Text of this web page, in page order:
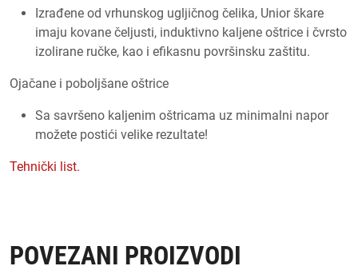
Izrađene od vrhunskog ugljičnog čelika, Unior škare
imaju kovane čeljusti, induktivno kaljene oštrice i čvrsto
izolirane ručke, kao i efikasnu površinsku zaštitu.
Ojačane i poboljšane oštrice
Sa savršeno kaljenim oštricama uz minimalni napor
možete postići velike rezultate!
Tehnički list.
POVEZANI PROIZVODI